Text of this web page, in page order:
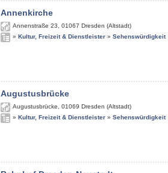
Annenkirche
Annenstraße 23 01067 Dresden (Altstadt)
» Kultur, Freizeit & Dienstleister » Sehenswürdigkeit
Augustusbrücke
Augustusbrücke 01069 Dresden (Altstadt)
» Kultur, Freizeit & Dienstleister » Sehenswürdigkeit